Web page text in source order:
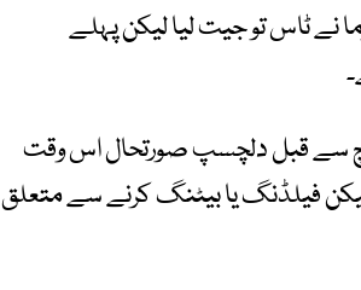
نے ٹاس تو جیت لیا لیکن پہلے
میچ سے قبل دلچسپ صورتحال اس وقت
فیلڈنگ یا بیٹنگ کرنے سے متعلق